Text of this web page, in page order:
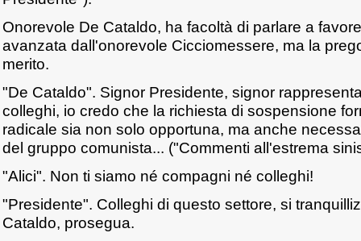
Onorevole De Cataldo, ha facoltà di parlare a
avanzata dall'onorevole Cicciomessere, ma la
merito.
"De Cataldo". Signor Presidente, signor
colleghi, io credo che la richiesta di sospensione
radicale sia non solo opportuna, ma anche
del gruppo comunista... ("Commenti all'estrema
"Alici". Non ti siamo né compagni né colleghi!
"Presidente". Colleghi di questo settore, si
Cataldo, prosegua.